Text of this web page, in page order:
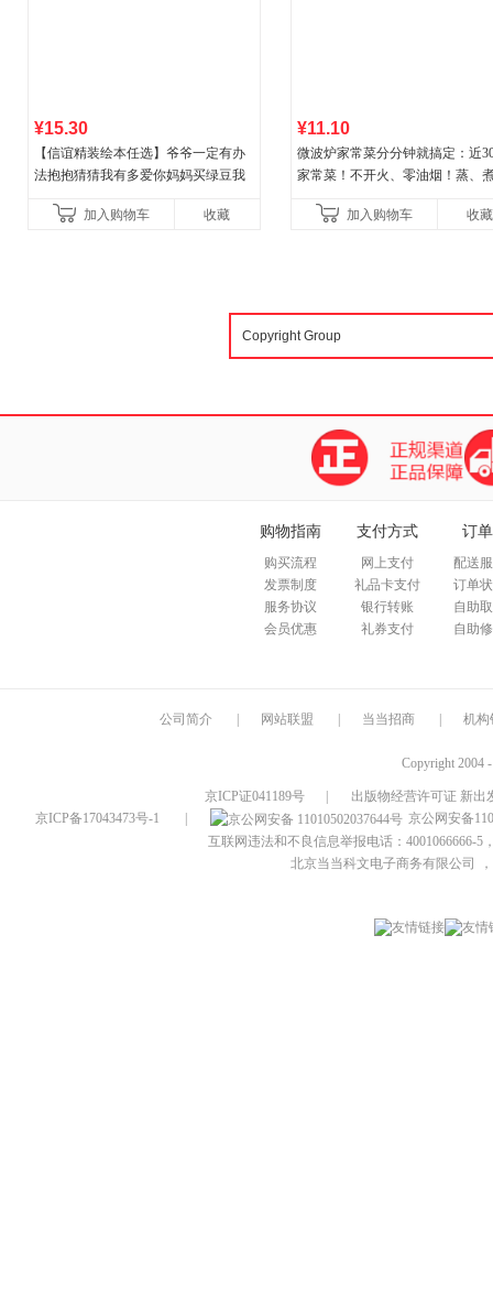
¥15.30
【信谊精装绘本任选】爷爷一定有办
法抱抱猜猜我有多爱你妈妈买绿豆我
虫儿童故事书阅读精装绘本
加入购物车 收藏
¥11.10
微波炉家常菜分分钟就搞定：近
家常菜！不开火、零油烟！蒸、
让美味跃然眼前、操
加入购物车 收藏
购物指南
购买流程
发票制度
服务协议
会员优惠
支付方式
网上支付
礼品卡支付
银行转账
礼券支付
订
配送
订单
自助
自助
公司简介 网站联盟 当当招商 机构
Copyright 2004
京ICP证041189号
出版物经营许可证 新出
京ICP备17043473号-1
京公网安备
互联网违法和不良信息举报电话：4001066666-5
北京当当科文电子商务有限公司